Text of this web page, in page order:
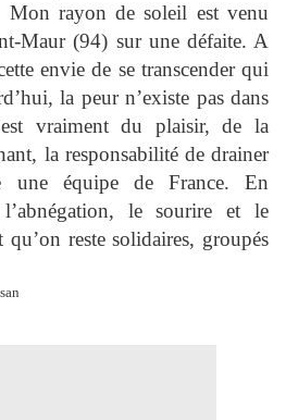
Mon rayon de soleil est venu
Maur (94) sur une défaite. A
envie de se transcender qui
la peur n’existe pas dans
vraiment du plaisir, de la
la responsabilité de drainer
une équipe de France. En
le sourire et le
reste solidaires, groupés